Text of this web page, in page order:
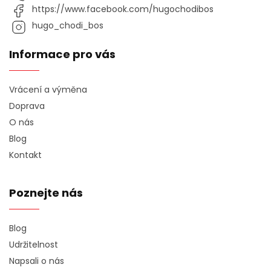
https://www.facebook.com/hugochodibos
hugo_chodi_bos
Informace pro vás
Vrácení a výměna
Doprava
O nás
Blog
Kontakt
Poznejte nás
Blog
Udržitelnost
Napsali o nás